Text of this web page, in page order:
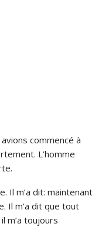
commencé à
L’homme
Il m’a dit: maintenant
Il m’a dit que tout
m’a toujours